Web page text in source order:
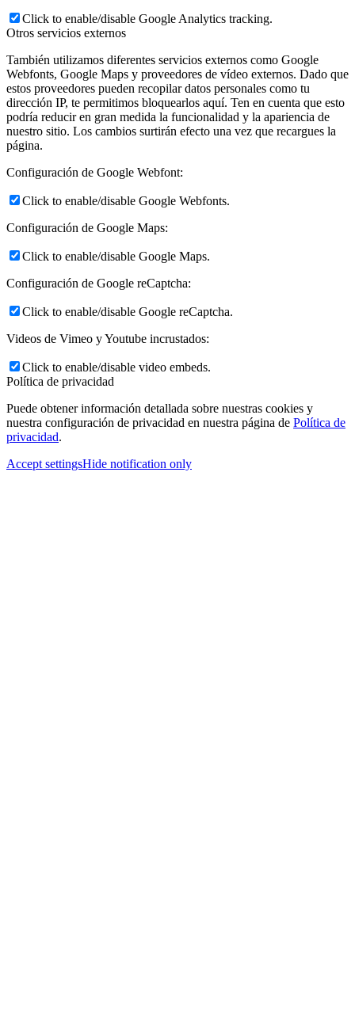
Click to enable/disable Google Analytics tracking.
Otros servicios externos
También utilizamos diferentes servicios externos como Google
Webfonts, Google Maps y proveedores de vídeo externos. Dado que
estos proveedores pueden recopilar datos personales como tu
dirección IP, te permitimos bloquearlos aquí. Ten en cuenta que esto
podría reducir en gran medida la funcionalidad y la apariencia de
nuestro sitio. Los cambios surtirán efecto una vez que recargues la
página.
Configuración de Google Webfont:
Click to enable/disable Google Webfonts.
Configuración de Google Maps:
Click to enable/disable Google Maps.
Configuración de Google reCaptcha:
Click to enable/disable Google reCaptcha.
Videos de Vimeo y Youtube incrustados:
Click to enable/disable video embeds.
Política de privacidad
Puede obtener información detallada sobre nuestras cookies y
nuestra configuración de privacidad en nuestra página de Política de
privacidad.
Accept settingsHide notification only